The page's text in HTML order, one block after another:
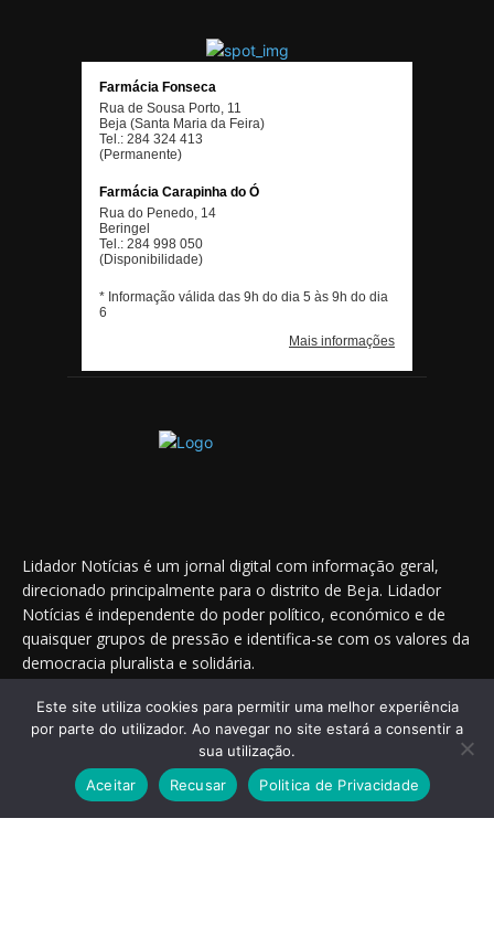
Lidador Notícias é um jornal digital com informação geral,
direcionado principalmente para o distrito de Beja. Lidador
Notícias é independente do poder político, económico e de
quaisquer grupos de pressão e identifica-se com os valores da
democracia pluralista e solidária.
Saiba onde nos encontrar nas redes sociais
Este site utiliza cookies para permitir uma melhor experiência
por parte do utilizador. Ao navegar no site estará a consentir a
sua utilização.
Aceitar
Recusar Politica de Privacidade